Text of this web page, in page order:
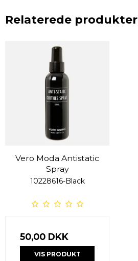
Relaterede produkter
Vero Moda Antistatic
Spray
10228616-Black
50,00 DKK
VIS PRODUKT